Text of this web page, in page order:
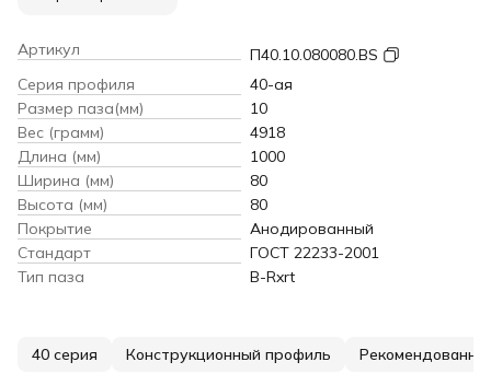
Артикул
П40.10.080080.BS
Серия профиля
40-ая
Размер паза(мм)
10
Вес (грамм)
4918
Длина (мм)
1000
Ширина (мм)
80
Высота (мм)
80
Покрытие
Анодированный
Стандарт
ГОСТ 22233-2001
Тип паза
B-Rxrt
40 серия Конструкционный профиль